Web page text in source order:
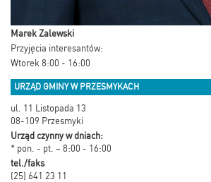
Marek Zalewski
Przyjęcia interesantów:
Wtorek 8:00 - 16:00
URZĄD GMINY W PRZESMYKACH
ul. 11 Listopada 13
08-109 Przesmyki
Urząd czynny w dniach:
* pon. - pt. – 8:00 - 16:00
tel./faks
(25) 641 23 11